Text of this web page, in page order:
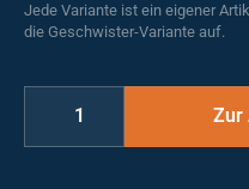
Jede Variante ist ein eigener
die Geschwister-Variante auf.